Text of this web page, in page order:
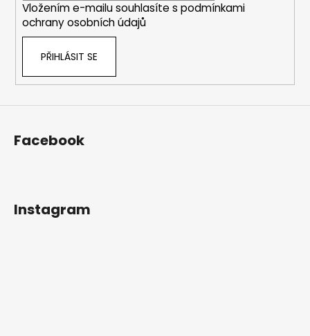
Vložením e-mailu souhlasíte s podmínkami
ochrany osobních údajů
PŘIHLÁSIT SE
Facebook
Instagram